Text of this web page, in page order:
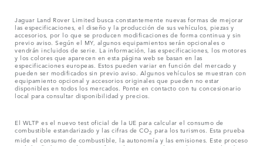
Jaguar Land Rover Limited busca constantemente nuevas formas de mejorar
las especificaciones, el diseño y la producción de sus vehículos, piezas y
accesorios, por lo que se producen modificaciones de forma continua y sin
previo aviso. Según el MY, algunos equipamientos serán opcionales o
vendrán incluidos de serie. La información, las especificaciones, los motores
y los colores que aparecen en esta página web se basan en las
especificaciones europeas. Estos pueden variar en función del mercado y
pueden ser modificados sin previo aviso. Algunos vehículos se muestran con
equipamiento opcional y accesorios originales que pueden no estar
disponibles en todos los mercados. Ponte en contacto con tu concesionario
local para consultar disponibilidad y precios.
El WLTP es el nuevo test oficial de la UE para calcular el consumo de
combustible estandarizado y las cifras de CO2 para los turismos. Esta prueba
mide el consumo de combustible, la autonomía y las emisiones. Este proceso